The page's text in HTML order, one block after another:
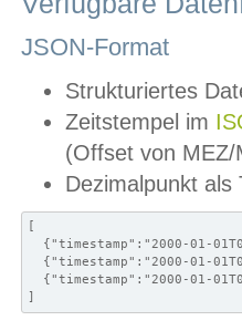
JSON-Format
Strukturiertes
Zeitstempel im
(Offset von MEZ/
Dezimalpunkt als
[
{"timestamp":"2000-01-
{"timestamp":"2000-01-
{"timestamp":"2000-01-
]